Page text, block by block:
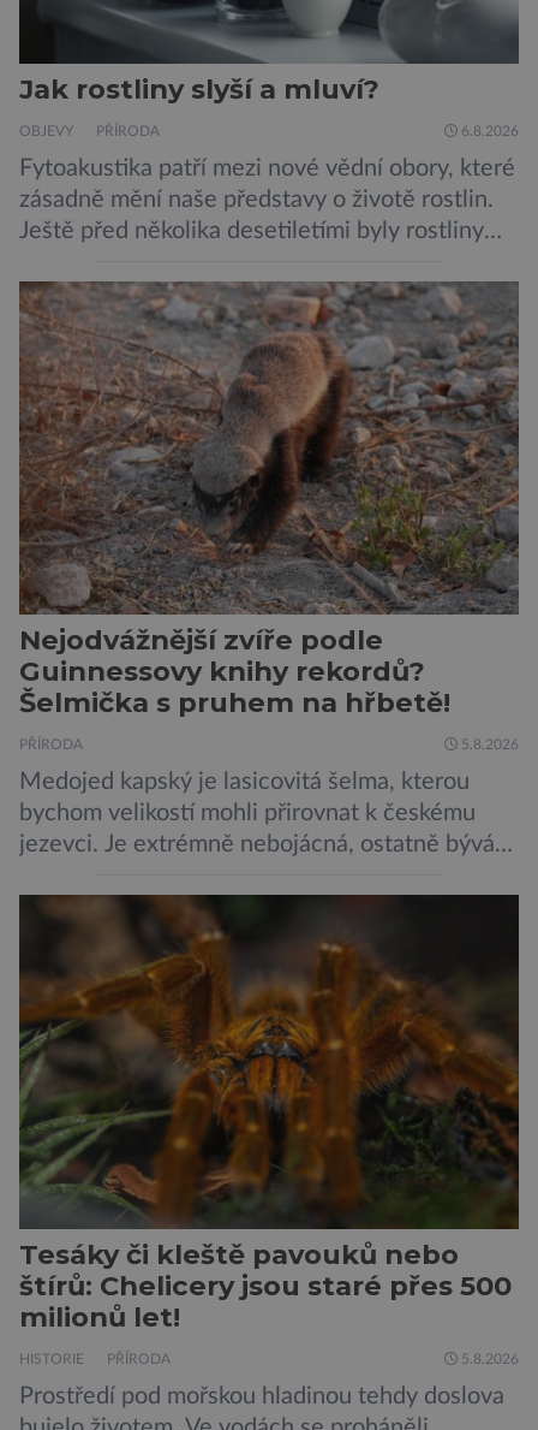
Jak rostliny slyší a mluví?
OBJEVY PŘÍRODA 6.8.2026
Fytoakustika patří mezi nové vědní obory, které
zásadně mění naše představy o životě rostlin.
Ještě před několika desetiletími byly rostliny
pouze reagují na změny prostředí. Moderní
výzkum však ukazuje, že skutečnost je mnohem
zajímavější. Rostliny totiž dokážou své okolí
vnímat prostřednictvím mechanických podnětů
a samy také vydávají zvuky […]
Nejodvážnější zvíře podle
Guinnessovy knihy rekordů?
Šelmička s pruhem na hřbetě!
PŘÍRODA 5.8.2026
Medojed kapský je lasicovitá šelma, kterou
bychom velikostí mohli přirovnat k českému
jezevci. Je extrémně nebojácná, ostatně bývá
této souvislosti je dokonce zapsána do
Guinnessovy knihy rekordů. Navzdory svému
názvu nežije pouze v jižní Africe, ale domovem
je mu valná část černého kontinentu a
vyskytuje se rovněž v oblastech […]
Tesáky či kleště pavouků nebo
štírů: Chelicery jsou staré přes 500
milionů let!
HISTORIE PŘÍRODA 5.8.2026
Prostředí pod mořskou hladinou tehdy doslova